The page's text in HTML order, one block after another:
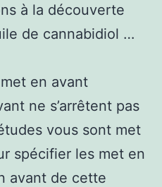
à la découverte
de cannabidiol …
en avant
ne s’arrêtent pas
vous sont met
spécifier les met en
avant de cette